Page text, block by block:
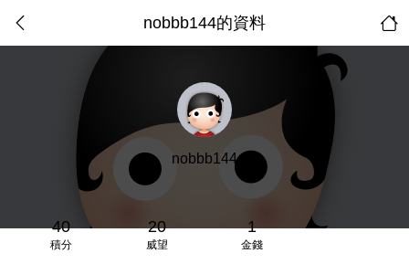
nobbb144的資料
nobbb144
40
積分
20
威望
1
金錢